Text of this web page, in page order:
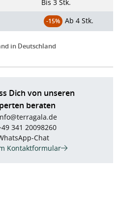
Bis 3 Stk.
-15% Ab 4 Stk.
in Deutschland
Dich von unseren
beraten
341 20098260
Chat
Kontaktformular